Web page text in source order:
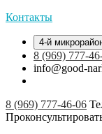
Контакты
4-й
8 (969) 777-
info@good-
8 (969) 777-46-06